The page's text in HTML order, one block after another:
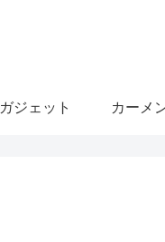
ガジェット カーメ